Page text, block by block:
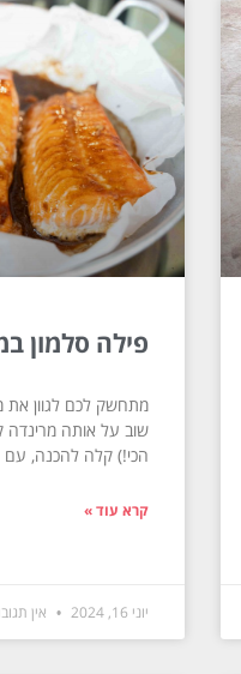
פילה סלמון
מתחשק לכם לגוון את
שוב על אותה מרינדה
הכי!) קלה להכנה, עם
קרא עוד »
יוני 16, 2024 אין